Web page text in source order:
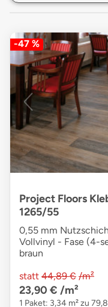
-47 %
Project Floors
1265/55
0,55 mm
Vollvinyl - Fase (4-
braun
statt 44,89 € /m²
23,90 € /m²
1 Paket: 3,34 m² zu